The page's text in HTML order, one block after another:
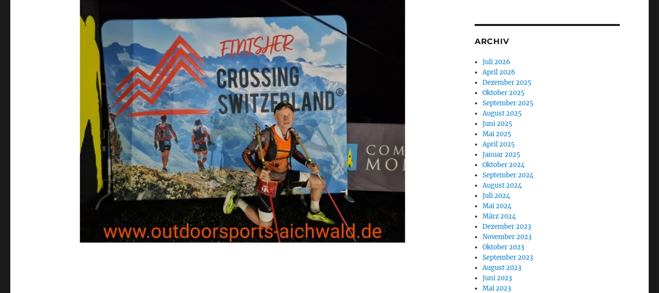
ARCHIV
Juli 2026
April 2026
Dezember 2025
Oktober 2025
September 2025
August 2025
Juni 2025
Mai 2025
April 2025
Januar 2025
Oktober 2024
September 2024
August 2024
Juli 2024
Mai 2024
März 2024
Dezember 2023
November 2023
Oktober 2023
September 2023
August 2023
Juni 2023
Mai 2023